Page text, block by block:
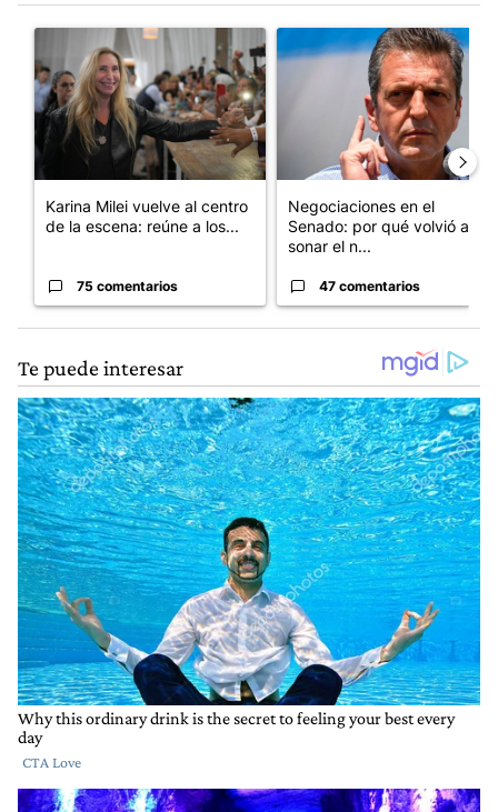
Un artículo de tendencia con el título "Karina Milei vuelve al
Karina Milei vuelve al centro
de la escena: reúne a los...
75 comentarios
Un artículo de tendencia
Negociaciones en el
Senado: por qué volvió a
sonar el n...
47 comentarios